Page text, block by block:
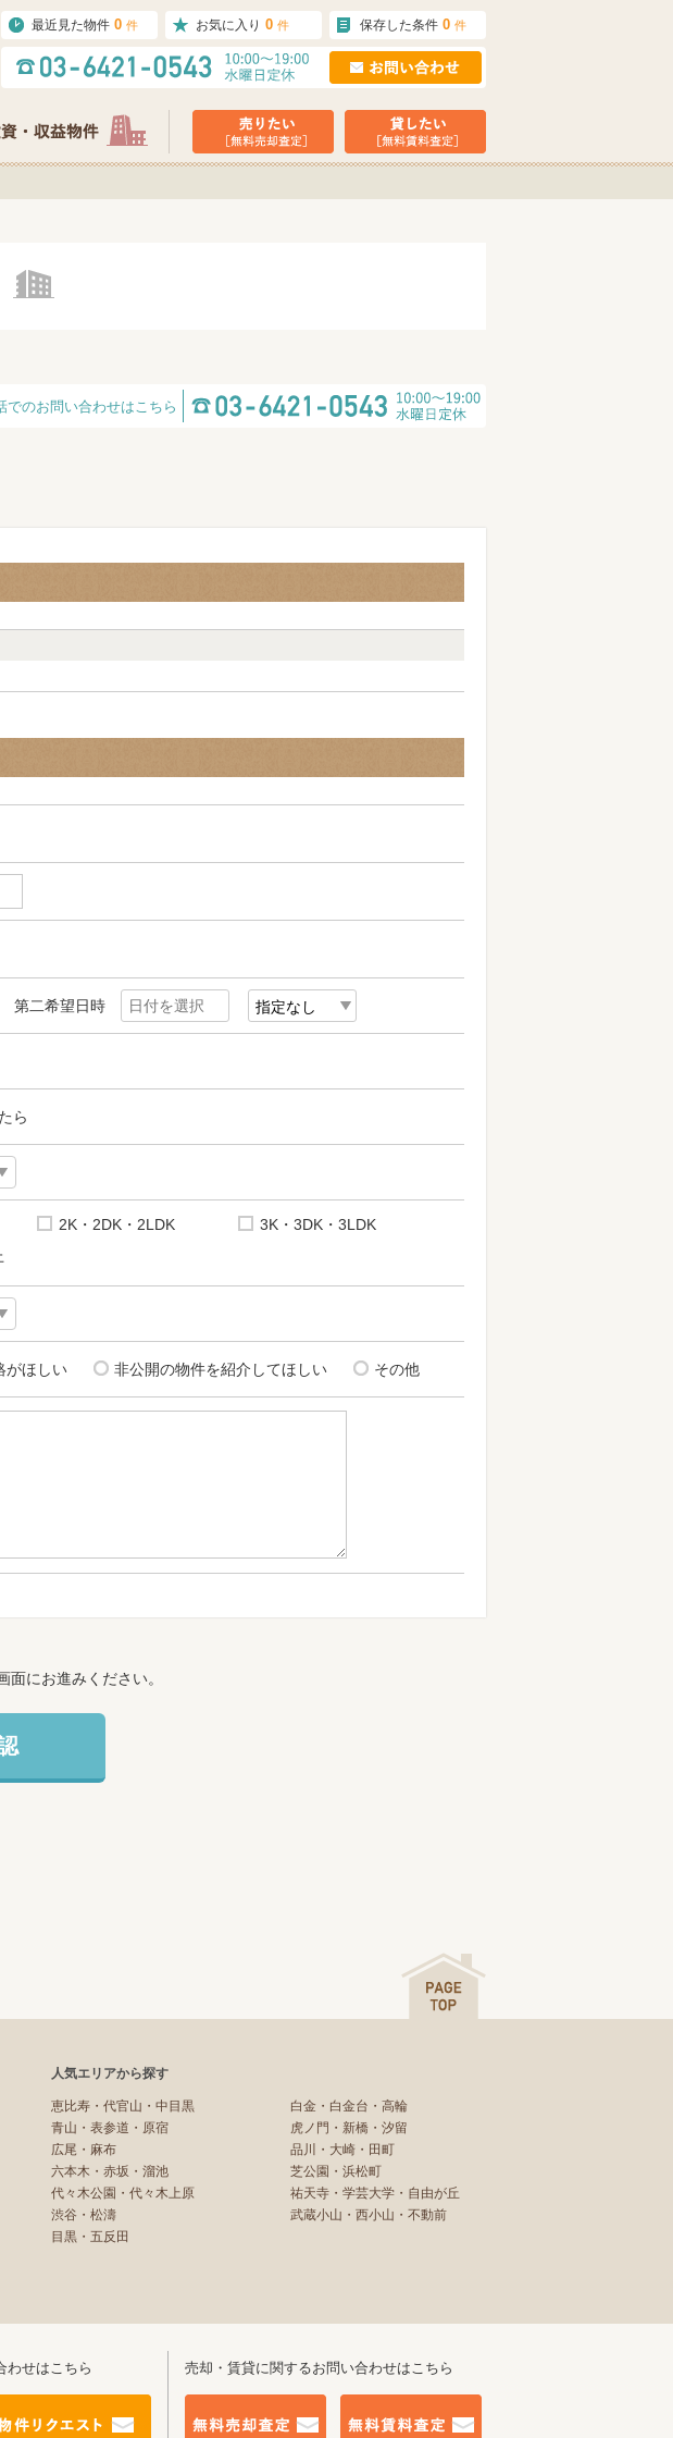
最近見た物件 0 件 お気に入り 0 件 保存した条件 0 件
でのお問い合わせはこちら
第二希望日時
ら
2K・2DK・2LDK
3K・3DK・3LDK
がほしい 非公開の物件を紹介してほしい その他
面にお進みください。
人気エリアから探す
恵比寿・代官山・中目黒
青山・表参道・原宿
広尾・麻布
六本木・赤坂・溜池
代々木公園・代々木上原
渋谷・松濤
目黒・五反田
白金・白金台・高輪
虎ノ門・新橋・汐留
品川・大崎・田町
芝公園・浜松町
祐天寺・学芸大学・自由が丘
武蔵小山・西小山・不動前
わせはこちら 売却・賃貸に関するお問い合わせはこちら